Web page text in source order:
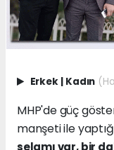
Erkek | Kadın
MHP'de güç
manşeti ile
selamı var, bir